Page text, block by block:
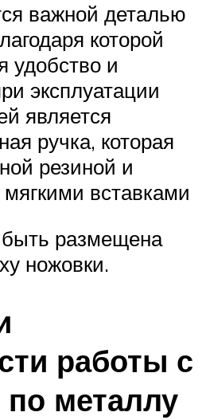
важной деталью
которой
удобство и
эксплуатации
является
ручка, которая
резиной и
вставками
размещена
ножовки.
работы с
металлу